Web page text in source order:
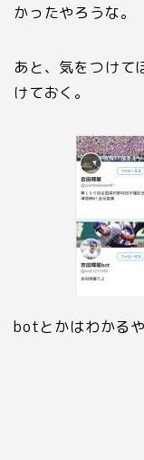
かったやろうな。
あと、気をつけて
けておく。
botとかはわかる